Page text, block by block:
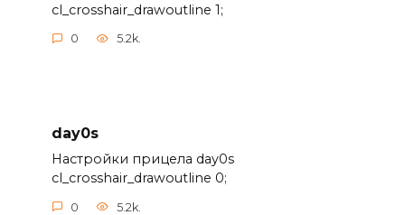
cl_crosshair_drawoutline 1;
0 5.2k.
day0s
Настройки прицела day0s
cl_crosshair_drawoutline 0;
0 5.2k.